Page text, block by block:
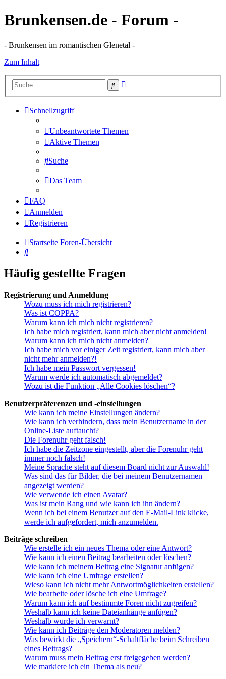
Brunkensen.de - Forum -
- Brunkensen im romantischen Glenetal -
Zum Inhalt
Suche
Schnellzugriff
Unbeantwortete Themen
Aktive Themen
Suche
Das Team
FAQ
Anmelden
Registrieren
Startseite Foren-Übersicht
Suche
Häufig gestellte Fragen
Registrierung und Anmeldung
Wozu muss ich mich registrieren?
Was ist COPPA?
Warum kann ich mich nicht registrieren?
Ich habe mich registriert, kann mich aber nicht anmelden!
Warum kann ich mich nicht anmelden?
Ich habe mich vor einiger Zeit registriert, kann mich aber
nicht mehr anmelden?!
Ich habe mein Passwort vergessen!
Warum werde ich automatisch abgemeldet?
Wozu ist die Funktion „Alle Cookies löschen“?
Benutzerpräferenzen und -einstellungen
Wie kann ich meine Einstellungen ändern?
Wie kann ich verhindern, dass mein Benutzername in der
Online-Liste auftaucht?
Die Forenuhr geht falsch!
Ich habe die Zeitzone eingestellt, aber die Forenuhr geht
immer noch falsch!
Meine Sprache steht auf diesem Board nicht zur Auswahl!
Was sind das für Bilder, die bei meinem Benutzernamen
angezeigt werden?
Wie verwende ich einen Avatar?
Was ist mein Rang und wie kann ich ihn ändern?
Wenn ich bei einem Benutzer auf den E-Mail-Link klicke,
werde ich aufgefordert, mich anzumelden.
Beiträge schreiben
Wie erstelle ich ein neues Thema oder eine Antwort?
Wie kann ich einen Beitrag bearbeiten oder löschen?
Wie kann ich meinem Beitrag eine Signatur anfügen?
Wie kann ich eine Umfrage erstellen?
Wieso kann ich nicht mehr Antwortmöglichkeiten erstellen?
Wie bearbeite oder lösche ich eine Umfrage?
Warum kann ich auf bestimmte Foren nicht zugreifen?
Weshalb kann ich keine Dateianhänge anfügen?
Weshalb wurde ich verwarnt?
Wie kann ich Beiträge den Moderatoren melden?
Was bewirkt die „Speichern“-Schaltfläche beim Schreiben
eines Beitrags?
Warum muss mein Beitrag erst freigegeben werden?
Wie markiere ich ein Thema als neu?